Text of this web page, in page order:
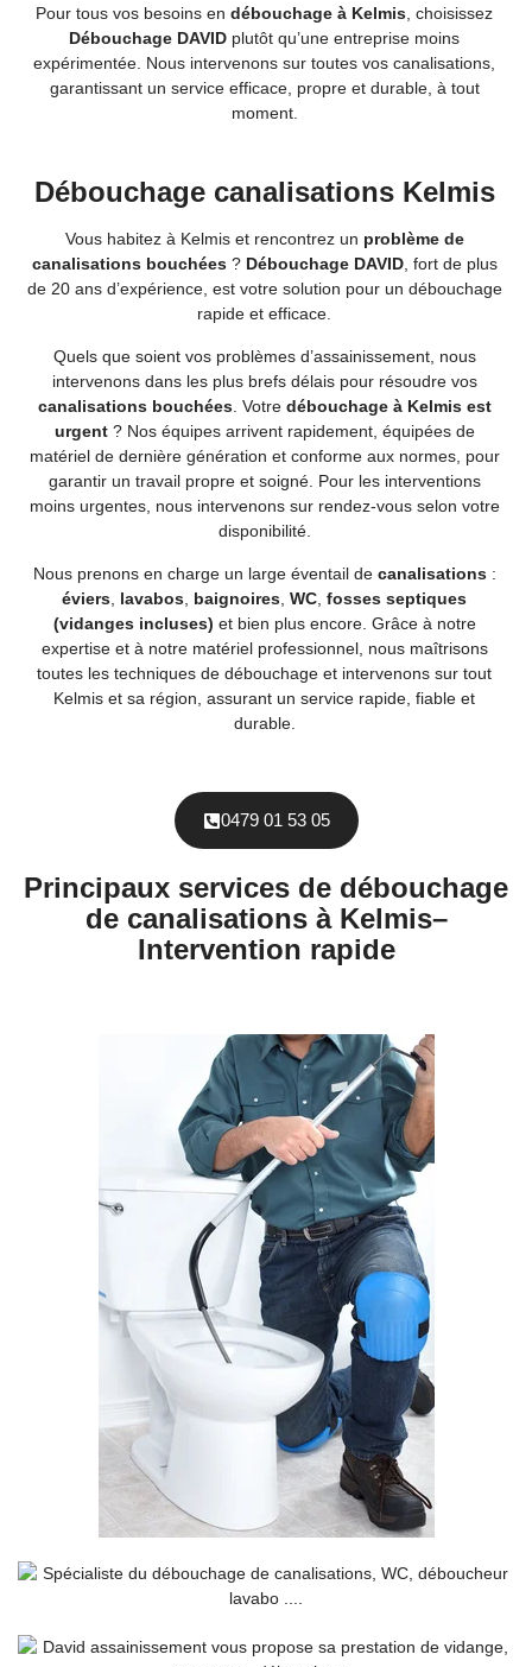
Pour tous vos besoins en débouchage à Kelmis, choisissez
Débouchage DAVID plutôt qu’une entreprise moins
expérimentée. Nous intervenons sur toutes vos canalisations,
garantissant un service efficace, propre et durable, à tout
moment.
Débouchage canalisations Kelmis
Vous habitez à Kelmis et rencontrez un problème de
canalisations bouchées? Débouchage DAVID, fort de plus
de 20 ans d’expérience, est votre solution pour un débouchage
rapide et efficace.
Quels que soient vos problèmes d’assainissement, nous
intervenons dans les plus brefs délais pour résoudre vos
canalisations bouchées. Votre débouchage à Kelmis est
urgent? Nos équipes arrivent rapidement, équipées de
matériel de dernière génération et conforme aux normes, pour
garantir un travail propre et soigné. Pour les interventions
moins urgentes, nous intervenons sur rendez-vous selon votre
disponibilité.
Nous prenons en charge un large éventail de canalisations:
éviers, lavabos, baignoires, WC, fosses septiques
(vidanges incluses) et bien plus encore. Grâce à notre
expertise et à notre matériel professionnel, nous maîtrisons
toutes les techniques de débouchage et intervenons sur tout
Kelmis et sa région, assurant un service rapide, fiable et
durable.
0479 01 53 05
Principaux services de débouchage
de canalisations à Kelmis–
Intervention rapide